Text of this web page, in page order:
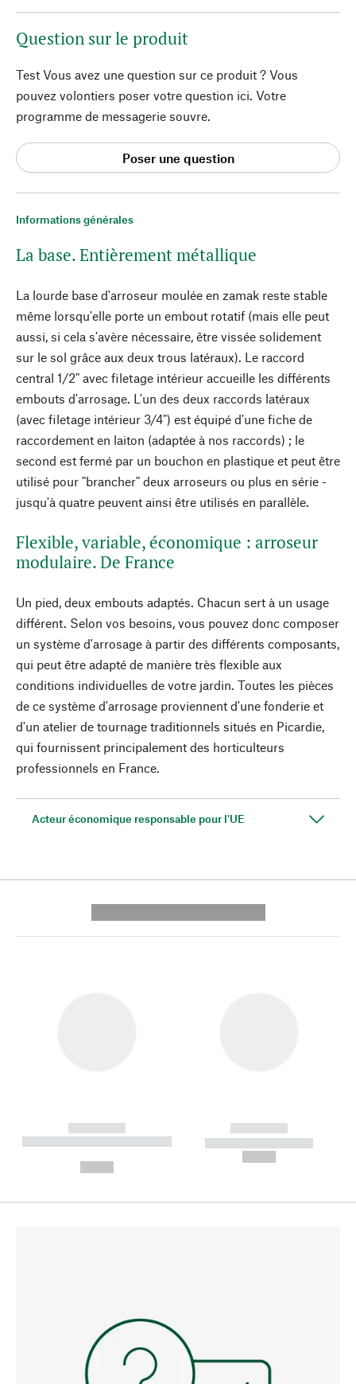
Informations générales
La base. Entièrement métallique
La lourde base d'arroseur moulée en zamak reste stable
même lorsqu'elle porte un embout rotatif (mais elle peut
aussi, si cela s'avère nécessaire, être vissée solidement
sur le sol grâce aux deux trous latéraux). Le raccord
central 1/2" avec filetage intérieur accueille les différents
embouts d'arrosage. L'un des deux raccords latéraux
(avec filetage intérieur 3/4") est équipé d'une fiche de
raccordement en laiton (adaptée à nos raccords) ; le
second est fermé par un bouchon en plastique et peut être
utilisé pour "brancher" deux arroseurs ou plus en série -
jusqu'à quatre peuvent ainsi être utilisés en parallèle.
Flexible, variable, économique : arroseur
modulaire. De France
Un pied, deux embouts adaptés. Chacun sert à un usage
différent. Selon vos besoins, vous pouvez donc composer
un système d'arrosage à partir des différents composants,
qui peut être adapté de manière très flexible aux
conditions individuelles de votre jardin. Toutes les pièces
de ce système d'arrosage proviennent d'une fonderie et
d'un atelier de tournage traditionnels situés en Picardie,
qui fournissent principalement des horticulteurs
professionnels en France.
Acteur économique responsable pour l'UE
Question sur le produit
Test Vous avez une question sur ce produit ? Vous
pouvez volontiers poser votre question ici. Votre
programme de messagerie souvre.
Poser une question
------------
----------- ----------- --------
------------
----------- -----------